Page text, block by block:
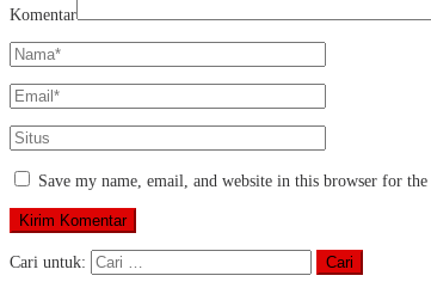
Komentar
Save my name, email, and website in this browser for
Cari untuk: